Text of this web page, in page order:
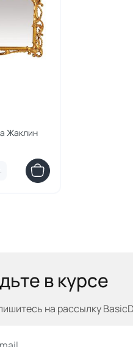
Жаклин
в курсе
на рассылку